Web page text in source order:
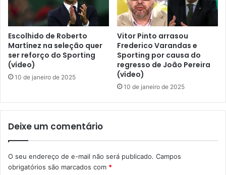
Escolhido de Roberto
Martínez na seleção quer
ser reforço do Sporting
(vídeo)
10 de janeiro de 2025
Vitor Pinto arrasou
Frederico Varandas e
Sporting por causa do
regresso de João Pereira
(vídeo)
10 de janeiro de 2025
Deixe um comentário
O seu endereço de e-mail não será publicado. Campos
obrigatórios são marcados com *